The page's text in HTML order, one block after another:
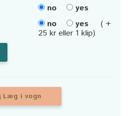
no
yes
no yes
( +
25 kr eller 1 klip)
Læg i vogn